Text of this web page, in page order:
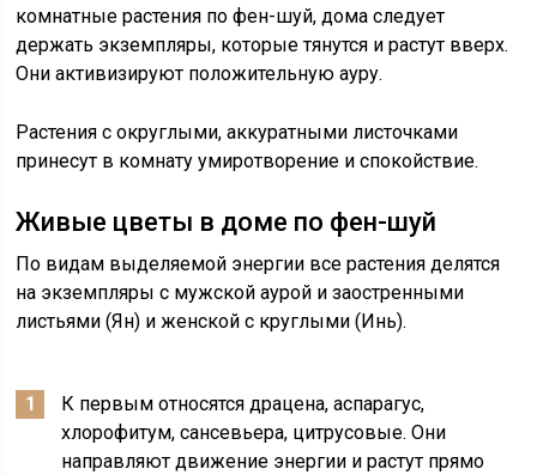
комнатные растения по фен-шуй, дома следует
держать экземпляры, которые тянутся и растут вверх.
Они активизируют положительную ауру.
Растения с округлыми, аккуратными листочками
принесут в комнату умиротворение и спокойствие.
Живые цветы в доме по фен-шуй
По видам выделяемой энергии все растения делятся
на экземпляры с мужской аурой и заостренными
листьями (Ян) и женской с круглыми (Инь).
К первым относятся драцена, аспарагус,
хлорофитум, сансевьера, цитрусовые. Они
направляют движение энергии и растут прямо